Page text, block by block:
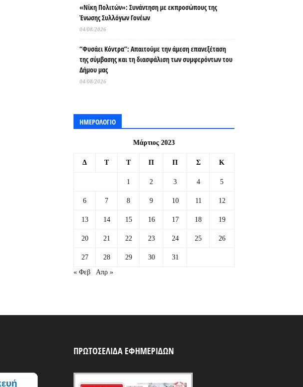
«Νίκη Πολιτών»: Συνάντηση με εκπροσώπους της
Ένωσης Συλλόγων Γονέων
04/08/2026
“Φυσάει Κόντρα”: Απαιτούμε την άμεση επανεξέταση
της σύμβασης και τη διασφάλιση των συμφερόντων του
Δήμου μας
04/08/2026
ΗΜΕΡΟΛΟΓΙΟ
Μάρτιος 2023
Δ Τ Τ Π Π Σ Κ
1 2 3 4 5
6 7 8 9 10 11 12
13 14 15 16 17 18 19
20 21 22 23 24 25 26
27 28 29 30
31
« Φεβ
Απρ »
ΠΡΩΤΟΣΕΛΙΔΑ ΕΦΗΜΕΡΙΔΩΝ